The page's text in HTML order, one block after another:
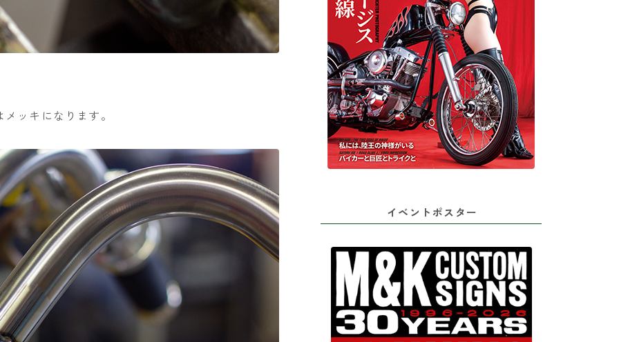
ッキになります。
イベントポスター